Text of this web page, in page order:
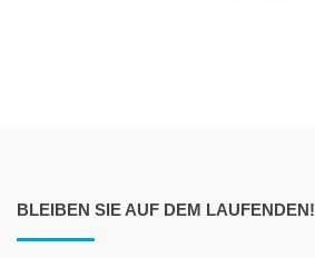
BLEIBEN SIE AUF DEM LAUFENDEN!